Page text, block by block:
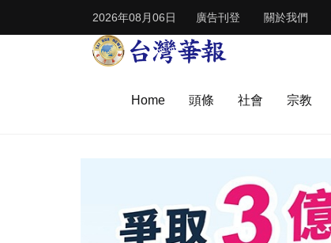
2026年08月06日 廣告刊登 關於我們
Home 頭條 社會 宗教